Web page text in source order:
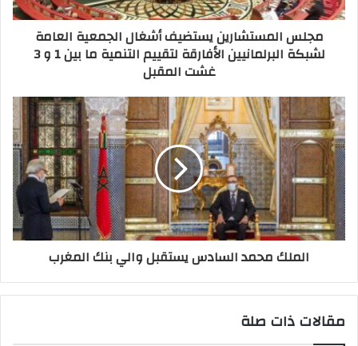
مجلس المستشارين يستضيف أشغال الجمعية العامة
لشبكة البرلمانيين الأفارقة لتقييم التنمية ما بين 1 و 3
غشت المقبل
الملك محمد السادس يستقبل والي بنك المغرب
مقالات ذات صلة